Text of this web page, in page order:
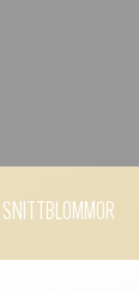
SNITTBLOMMOR